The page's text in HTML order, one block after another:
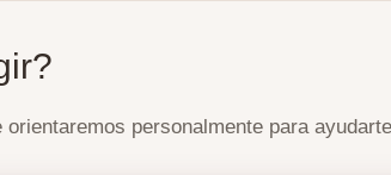
orientaremos personalmente para